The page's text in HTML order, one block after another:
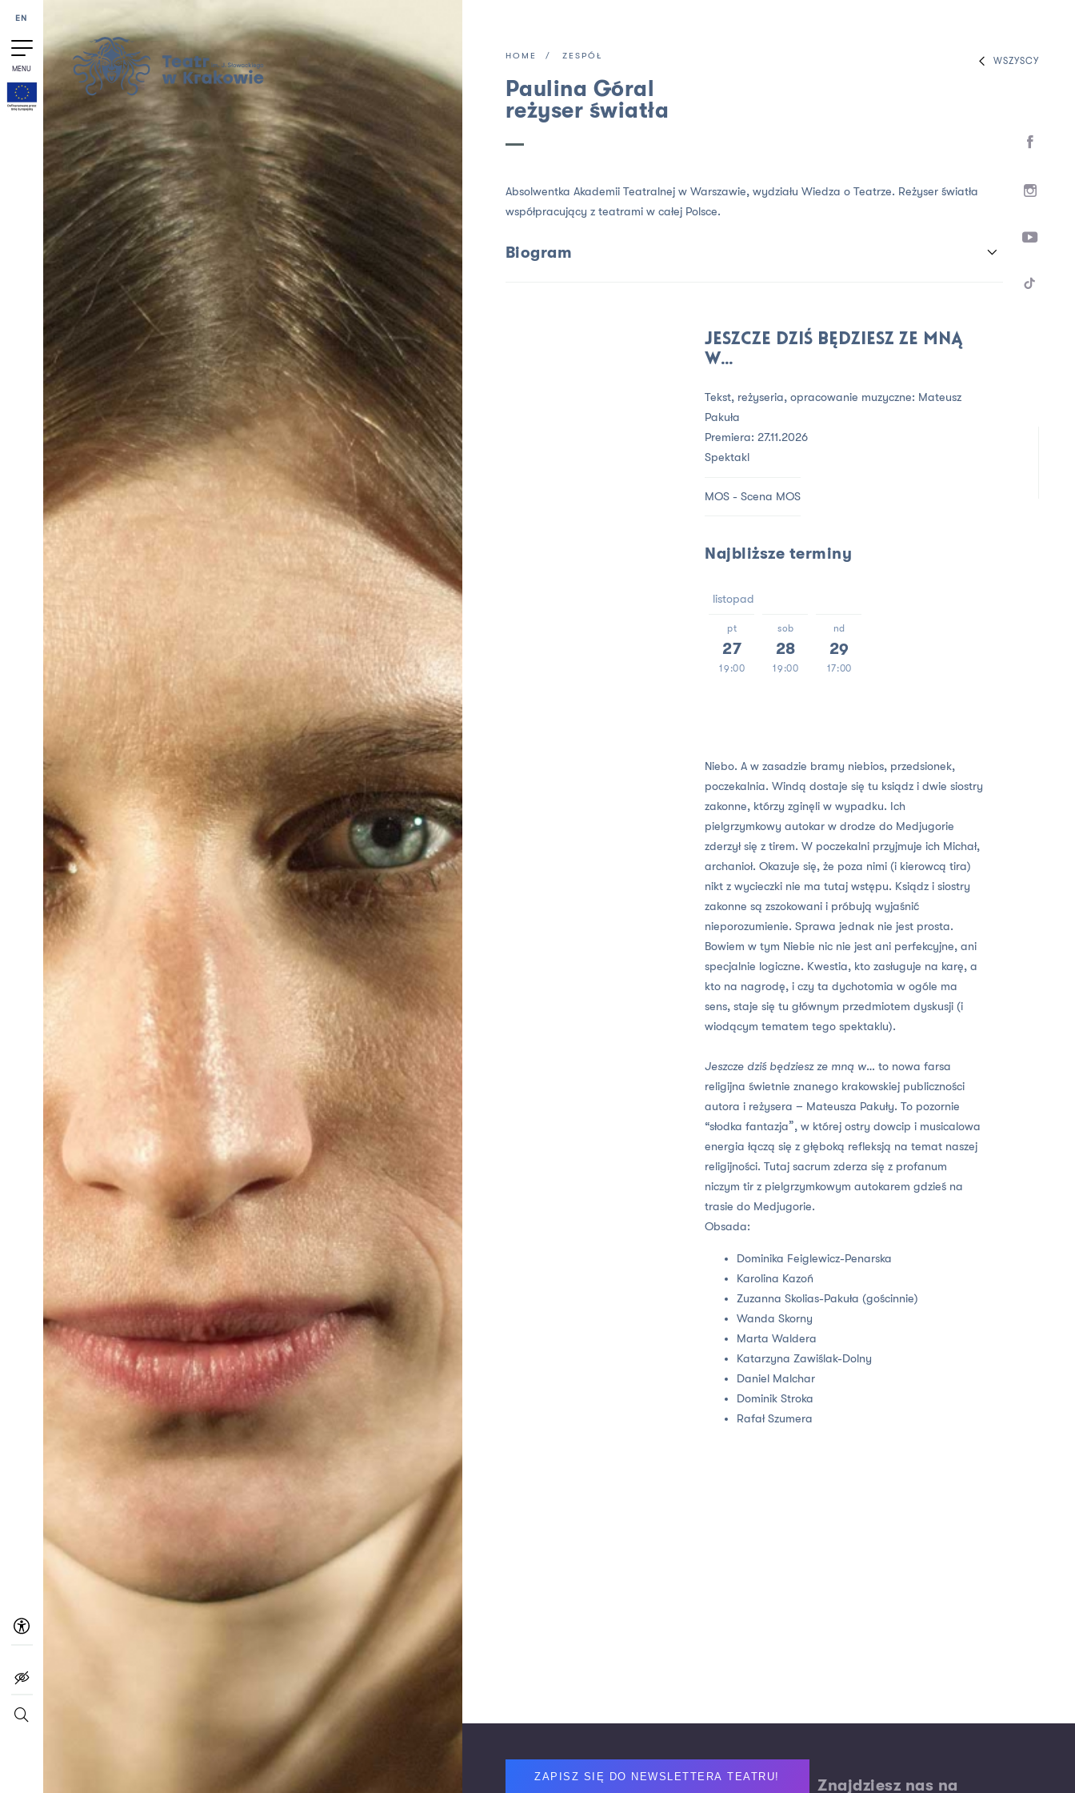
EN
MENU
WSZYSCY
HOME ZESPÓŁ
Paulina Góral
reżyser światła
Absolwentka Akademii Teatralnej w Warszawie, wydziału Wiedza o Teatrze. Reżyser światła
współpracujący z teatrami w całej Polsce.
Biogram
Jeszcze dziś będziesz ze mną
w...
Tekst, reżyseria, opracowanie muzyczne: Mateusz
Pakuła
Premiera: 27.11.2026
Spektakl
MOS - Scena MOS
Najbliższe terminy
listopad
pt
27
19:00
sob
28
19:00
nd
29
17:00
Niebo. A w zasadzie bramy niebios, przedsionek,
poczekalnia. Windą dostaje się tu ksiądz i dwie siostry
zakonne, którzy zginęli w wypadku. Ich
pielgrzymkowy autokar w drodze do Medjugorie
zderzył się z tirem. W poczekalni przyjmuje ich Michał,
archanioł. Okazuje się, że poza nimi (i kierowcą tira)
nikt z wycieczki nie ma tutaj wstępu. Ksiądz i siostry
zakonne są zszokowani i próbują wyjaśnić
nieporozumienie. Sprawa jednak nie jest prosta.
Bowiem w tym Niebie nic nie jest ani perfekcyjne, ani
specjalnie logiczne. Kwestia, kto zasługuje na karę, a
kto na nagrodę, i czy ta dychotomia w ogóle ma
sens, staje się tu głównym przedmiotem dyskusji (i
wiodącym tematem tego spektaklu).
Jeszcze dziś będziesz ze mną w… to nowa farsa
religijna świetnie znanego krakowskiej publiczności
autora i reżysera – Mateusza Pakuły. To pozornie
“słodka fantazja”, w której ostry dowcip i musicalowa
energia łączą się z głęboką refleksją na temat naszej
religijności. Tutaj sacrum zderza się z profanum
niczym tir z pielgrzymkowym autokarem gdzieś na
trasie do Medjugorie.
Obsada:
Dominika Feiglewicz-Penarska
Karolina Kazoń
Zuzanna Skolias-Pakuła (gościnnie)
Wanda Skorny
Marta Waldera
Katarzyna Zawiślak-Dolny
Daniel Malchar
Dominik Stroka
Rafał Szumera
Footer
ZAPISZ SIĘ DO NEWSLETTERA TEATRU! Znajdziesz nas na